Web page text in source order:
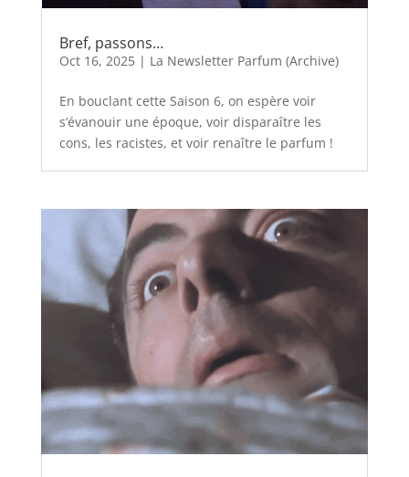
Bref, passons…
Oct 16, 2025| La Newsletter Parfum (Archive)
En bouclant cette Saison 6, on espère voir
s’évanouir une époque, voir disparaître les
cons, les racistes, et voir renaître le parfum !